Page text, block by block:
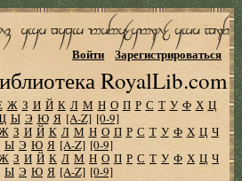
RoyalLib.com
Войти Зарегистрироваться
Ж З И Й К Л М Н О П Р С Т У Ф Х Ц
Ы Э Ю Я [A-Z] [0-9]
З И Й К Л М Н О П Р С Т У Ф Х Ц Ч
Ы Э Ю Я [A-Z] [0-9]
З И Й К Л М Н О П Р С Т У Ф Х Ц Ч
Ы Э Ю Я [A-Z] [0-9]